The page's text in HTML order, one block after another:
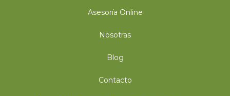
Asesoría Online
Nosotras
Blog
Contacto